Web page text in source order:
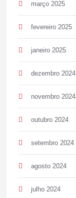
março 2025
fevereiro 2025
janeiro 2025
dezembro 2024
novembro 2024
outubro 2024
setembro 2024
agosto 2024
julho 2024